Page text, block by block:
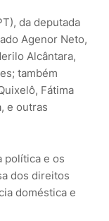
da deputada
Agenor Neto,
Alcântara,
também
Fátima
e outras
política e os
dos direitos
doméstica e